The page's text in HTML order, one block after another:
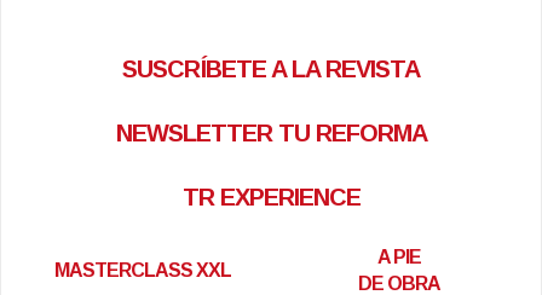
SUSCRÍBETE A LA REVISTA
NEWSLETTER TU REFORMA
TR EXPERIENCE
MASTERCLASS XXL
A PIE
DE OBRA